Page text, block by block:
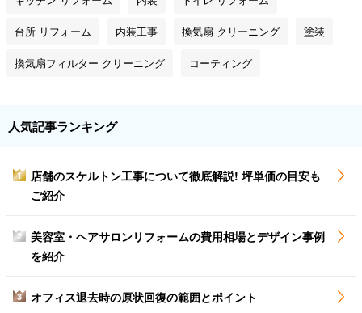
台所 リフォーム 内装工事 換気扇 クリーニング 塗装
換気扇フィルター クリーニング コーティング
人気記事ランキング
1
店舗のスケルトン工事について徹底解説! 坪単価の目安も
ご紹介
2
美容室・ヘアサロンリフォームの費用相場とデザイン事例
を紹介
3 オフィス退去時の原状回復の範囲とポイント